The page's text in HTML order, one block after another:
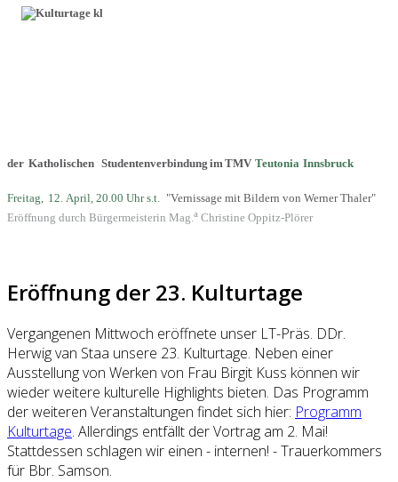
der Katholischen Studentenverbindung im TMV Teutonia Innsbruck
Freitag, 12. April, 20.00 Uhr s.t.
"Vernissage mit Bildern von Werner Thaler"
Eröffnung durch Bürgermeisterin Mag. a Christine Oppitz-Plörer
Eröffnung der 23. Kulturtage
Vergangenen Mittwoch eröffnete unser LT-Präs. DDr.
Herwig van Staa unsere 23. Kulturtage. Neben einer
Ausstellung von Werken von Frau Birgit Kuss können wir
wieder weitere kulturelle Highlights bieten. Das Programm
der weiteren Veranstaltungen findet sich hier: Programm
Kulturtage. Allerdings entfällt der Vortrag am 2. Mai!
Stattdessen schlagen wir einen - internen! - Trauerkommers
für Bbr. Samson.